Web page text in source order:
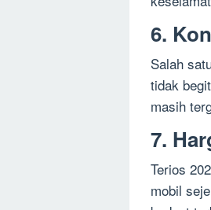
6.
Salah
tidak
masih
7.
Terios
mobil